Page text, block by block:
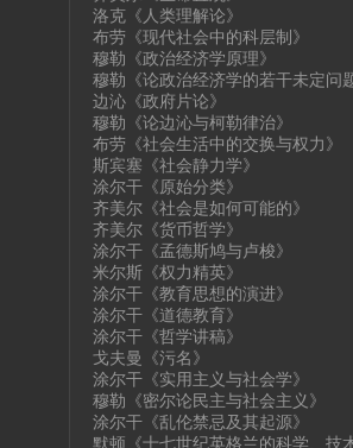
洛克《人类理解论》
布劳《现代社会中的科层制》
穆勒《政治经济学原理》
穆勒《论政治经济学的若干未定问
边沁《政府片论》
穆勒《论边沁与柯勒律治》
布劳《社会生活中的交换与权力》
斯宾塞《社会静力学》
涂尔干《原始分类》
齐美尔《社会是如何可能的》
齐美尔《货币哲学》
涂尔干《孟德斯鸠与卢梭》
米尔斯《权力精英》
涂尔干《教育思想的演进》
涂尔干《道德教育》
涂尔干《哲学讲稿》
戈夫曼《污名》
涂尔干《实用主义与社会学》
穆勒《密尔论民主与社会主义》
涂尔干《乱伦禁忌及其起源》
默顿《十七世纪英格兰的科学、技